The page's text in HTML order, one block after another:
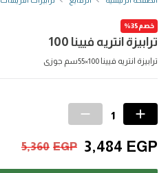
ترابيزة انتريه فيينا 100
خصم35%
ترابيزة انتريه فيينا 100×55سم جوزى
5,360 EGP 3,484 EGP